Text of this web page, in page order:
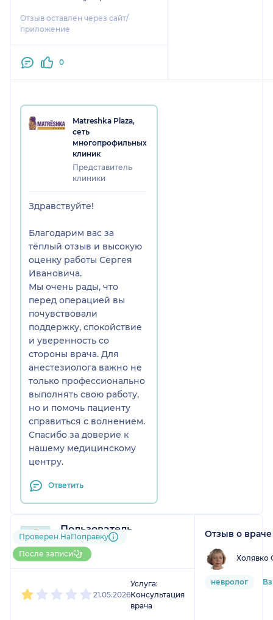
Отзыв оставлен через сайт/
приложение
0
Matreshka Plaza,
сеть
многопрофильных
клиник
Представитель
клиники
Здравствуйте!
Благодарим вас за
тёплый отзыв и высокую
оценку работы Сергея
Ивановича.
Мы очень рады, что
перед операцией вы
почувствовали
поддержку, спокойствие
и уверенность со
стороны врача. Для
анестезиолога важно не
только профессионально
выполнять свою работу,
но и помочь пациенту
справиться с волнением.
Спасибо за доверие к
нашему медицинскому
центру.
Ответить
Пользователь
НаПоправку
1 отзыв
Проверен НаПоправку
После записи
21.05.2026
Услуга:
Консультация
врача
Отзыв о враче
Холявко
невролог